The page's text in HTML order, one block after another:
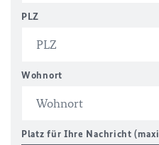
PLZ
Wohnort
Platz für Ihre Nachricht